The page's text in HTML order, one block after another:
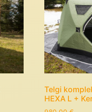
Telgi
HEXA L +